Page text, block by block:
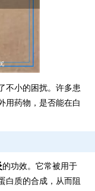
不小的困扰。许多患
用药物，是否能在白
的功效。它常被用于
白质的合成，从而阻